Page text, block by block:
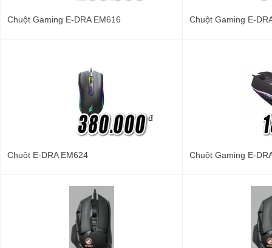
Chuột Gaming E-DRA EM616 Chuột Gaming E-
đ
Chuột E-DRA EM624 Chuột Gaming E-